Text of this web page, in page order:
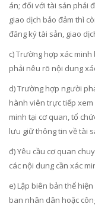
án; đối với tài sản phải
giao dịch bảo đảm thì
đăng ký tài sản, giao
c) Trường hợp xác
phải nêu rõ nội dung
d) Trường hợp người
hành viên trực tiếp
minh tại cơ quan, tổ
lưu giữ thông tin về tài
đ) Yêu cầu cơ quan
các nội dung cần xác
e) Lập biên bản thể
ban nhân dân hoặc